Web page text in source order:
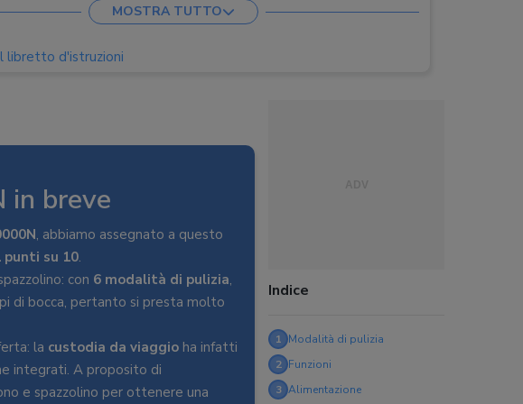
:
Pulizia quotidiana, Sbiancante
per smartphone, Bluetooth, Sensore di pressione, Timer fine
:Base, Custodia, USB
15 giorni
antiscivolo:
MOSTRA TUTTO
libretto d'istruzioni
Indice
1 Modalità di pulizia
2 Funzioni
3 Alimentazione
in breve
, abbiamo assegnato a questo
punti su 10.
con 6 modalità di pulizia,
di bocca, pertanto si presta molto
la custodia da viaggio ha infatti
integrati. A proposito di
e spazzolino per ottenere una